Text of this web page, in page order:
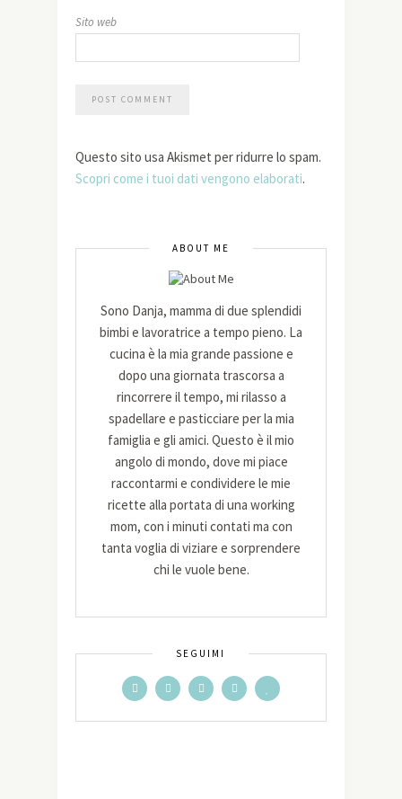
Sito web
Questo sito usa Akismet per ridurre lo spam.
Scopri come i tuoi dati vengono elaborati.
ABOUT ME
Sono Danja, mamma di due splendidi
bimbi e lavoratrice a tempo pieno. La
cucina è la mia grande passione e
dopo una giornata trascorsa a
rincorrere il tempo, mi rilasso a
spadellare e pasticciare per la mia
famiglia e gli amici. Questo è il mio
angolo di mondo, dove mi piace
raccontarmi e condividere le mie
ricette alla portata di una working
mom, con i minuti contati ma con
tanta voglia di viziare e sorprendere
chi le vuole bene.
SEGUIMI